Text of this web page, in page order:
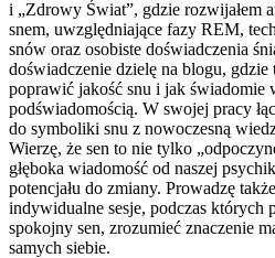
i „Zdrowy Świat”, gdzie rozwijałem
snem, uwzględniające fazy REM,
snów oraz osobiste doświadczenia
doświadczenie dzielę na blogu, gdzie
poprawić jakość snu i jak świadomie
podświadomością. W swojej pracy
do symboliki snu z nowoczesną
Wierzę, że sen to nie tylko
głęboka wiadomość od naszej
potencjału do zmiany. Prowadzę
indywidualne sesje, podczas których
spokojny sen, zrozumieć znaczenie
samych siebie.